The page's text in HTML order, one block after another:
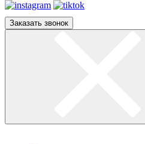
Заказать звонок